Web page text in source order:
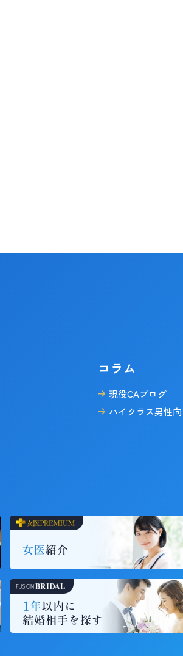
コラム
現役CAブログ
ハイクラス男性